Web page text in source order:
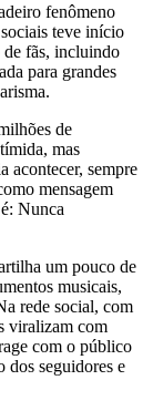
fenômeno
teve início
de fãs, incluindo
para grandes
de
mas
acontecer, sempre
mensagem
Nunca
um pouco de
musicais,
rede social, com
viralizam com
com o público
dos seguidores e